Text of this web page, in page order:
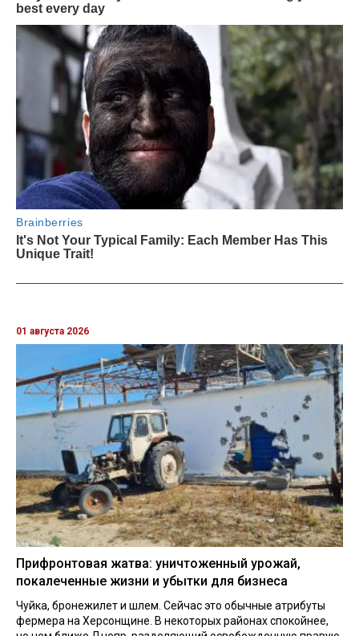
01 августа 2026
Прифронтовая жатва: уничтоженный урожай,
покалеченные жизни и убытки для бизнеса
Чуйка, бронежилет и шлем. Сейчас это обычные атрибуты
фермера на Херсонщине. В некоторых районах спокойнее,